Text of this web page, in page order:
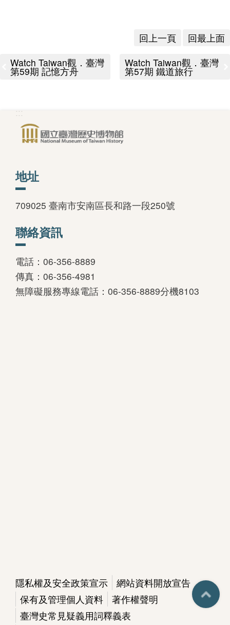
回上一頁
回最上面
Watch Taiwan觀．臺灣
第59期 記憶方舟
Watch Taiwan觀．臺灣
第57期 鐵道旅行
:::
地址
709025 臺南市安南區長和路一段250號
聯絡資訊
電話：06-356-8889
傳真：06-356-4981
無障礙服務專線電話：06-356-8889分機8103
隱私權及安全政策宣示
網站資料開放宣告
保有及管理個人資料
著作權聲明
臺灣史常見疑義用詞釋義表